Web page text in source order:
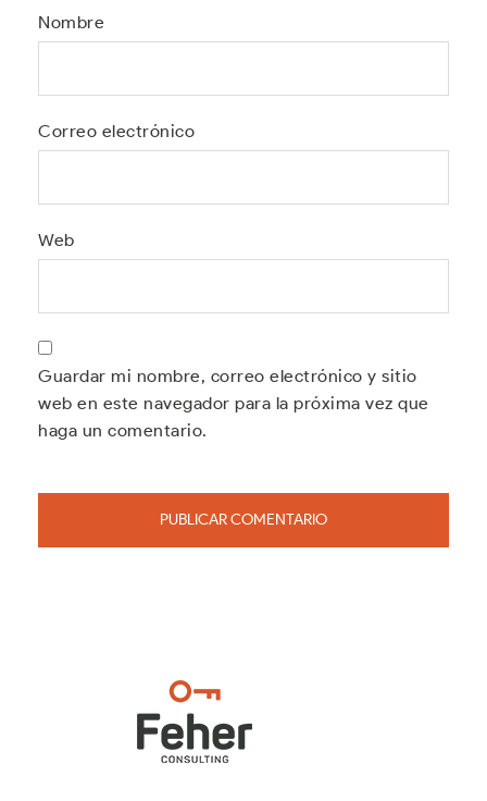
Nombre
Correo electrónico
Web
Guardar mi nombre, correo electrónico y sitio
web en este navegador para la próxima vez que
haga un comentario.